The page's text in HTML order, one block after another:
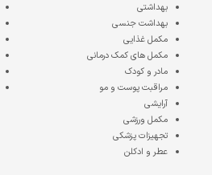
بهداشتی
بهداشت جنسی
مکمل غذایی
مکمل های کمک درمانی
مادر و کودک
مراقبت پوست و مو
آرایشی
مکمل ورزشی
تجهیزات پزشکی
عطر و ادکلن